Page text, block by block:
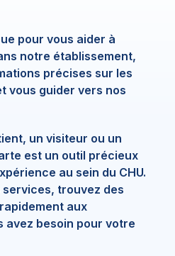
pour vous aider à
notre établissement,
précises sur les
vous guider vers nos
un visiteur ou un
est un outil précieux
au sein du CHU.
trouvez des
aux
avez besoin pour votre